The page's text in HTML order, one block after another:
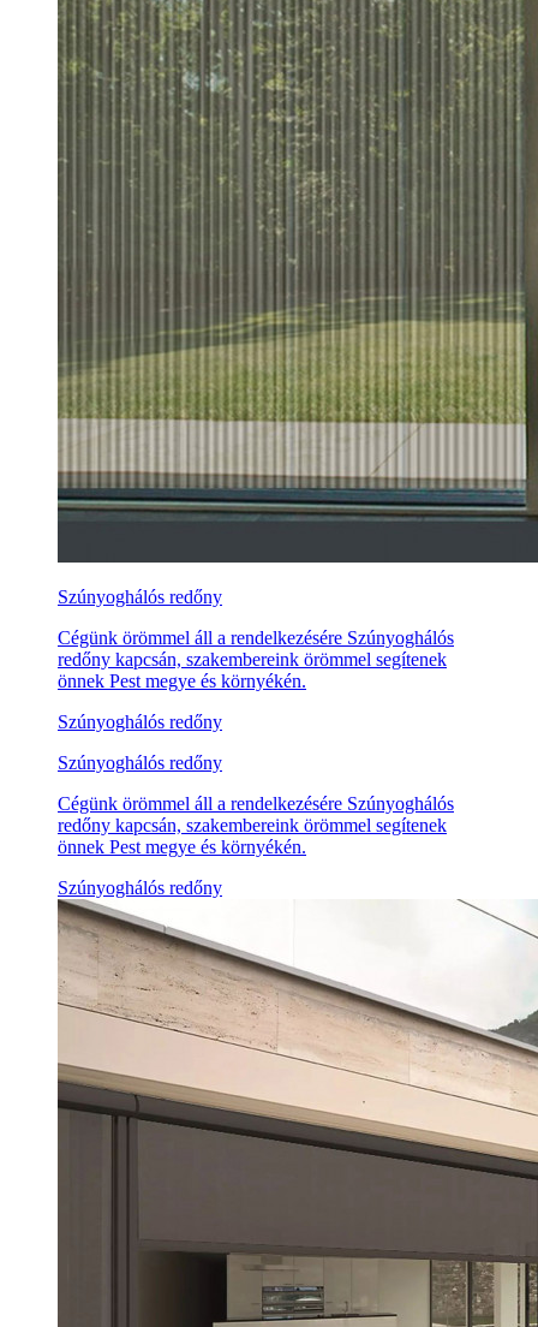
Szúnyoghálós redőny
Cégünk örömmel áll a rendelkezésére Szúnyoghálós
redőny kapcsán, szakembereink örömmel segítenek
önnek Pest megye és környékén.
Szúnyoghálós redőny
Szúnyoghálós redőny
Cégünk örömmel áll a rendelkezésére Szúnyoghálós
redőny kapcsán, szakembereink örömmel segítenek
önnek Pest megye és környékén.
Szúnyoghálós redőny